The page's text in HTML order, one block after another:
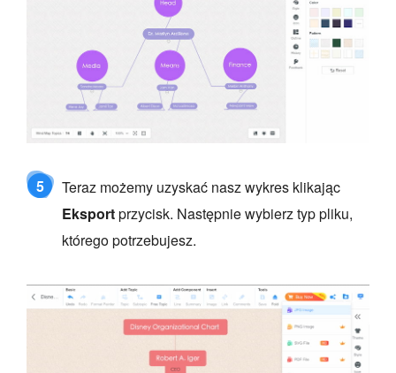
5
Teraz możemy uzyskać nasz wykres klikając
Eksportprzycisk. Następnie wybierz typ pliku,
którego potrzebujesz.